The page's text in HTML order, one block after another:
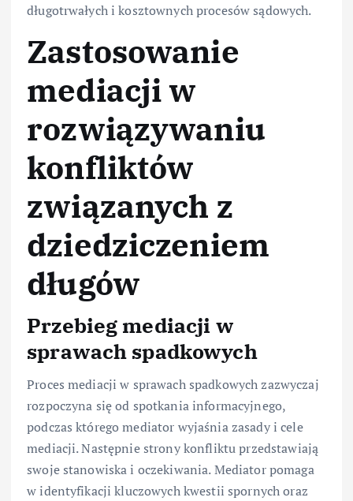
długotrwałych i kosztownych procesów sądowych.
Zastosowanie
mediacji w
rozwiązywaniu
konfliktów
związanych z
dziedziczeniem
długów
Przebieg mediacji w
sprawach spadkowych
Proces mediacji w sprawach spadkowych zazwyczaj
rozpoczyna się od spotkania informacyjnego,
podczas którego mediator wyjaśnia zasady i cele
mediacji. Następnie strony konfliktu przedstawiają
swoje stanowiska i oczekiwania. Mediator pomaga
w identyfikacji kluczowych kwestii spornych oraz